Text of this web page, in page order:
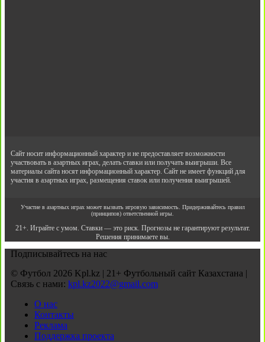
Сайт носит информационный характер и не предоставляет возможности
участвовать в азартных играх, делать ставки или получать выигрыши. Все
материалы сайта носят информационный характер. Сайт не имеет функций для
участия в азартных играх, размещения ставок или получения выигрышей.
Участие в азартных играх может вызвать игровую зависимость. Придерживайтесь правил
(принципов) ответственной игры.
21+. Играйте с умом. Ставки — это риск. Прогнозы не гарантируют результат.
Решения принимаете вы.
Подписывайтесь на нас
© Футбол 2026 Kpl.kz | 21+ Футбольный сайт Казахстана |
Связь с нами: kpl.kz2022@gmail.com
О нас
Контакты
Реклама
Поддержка проекта